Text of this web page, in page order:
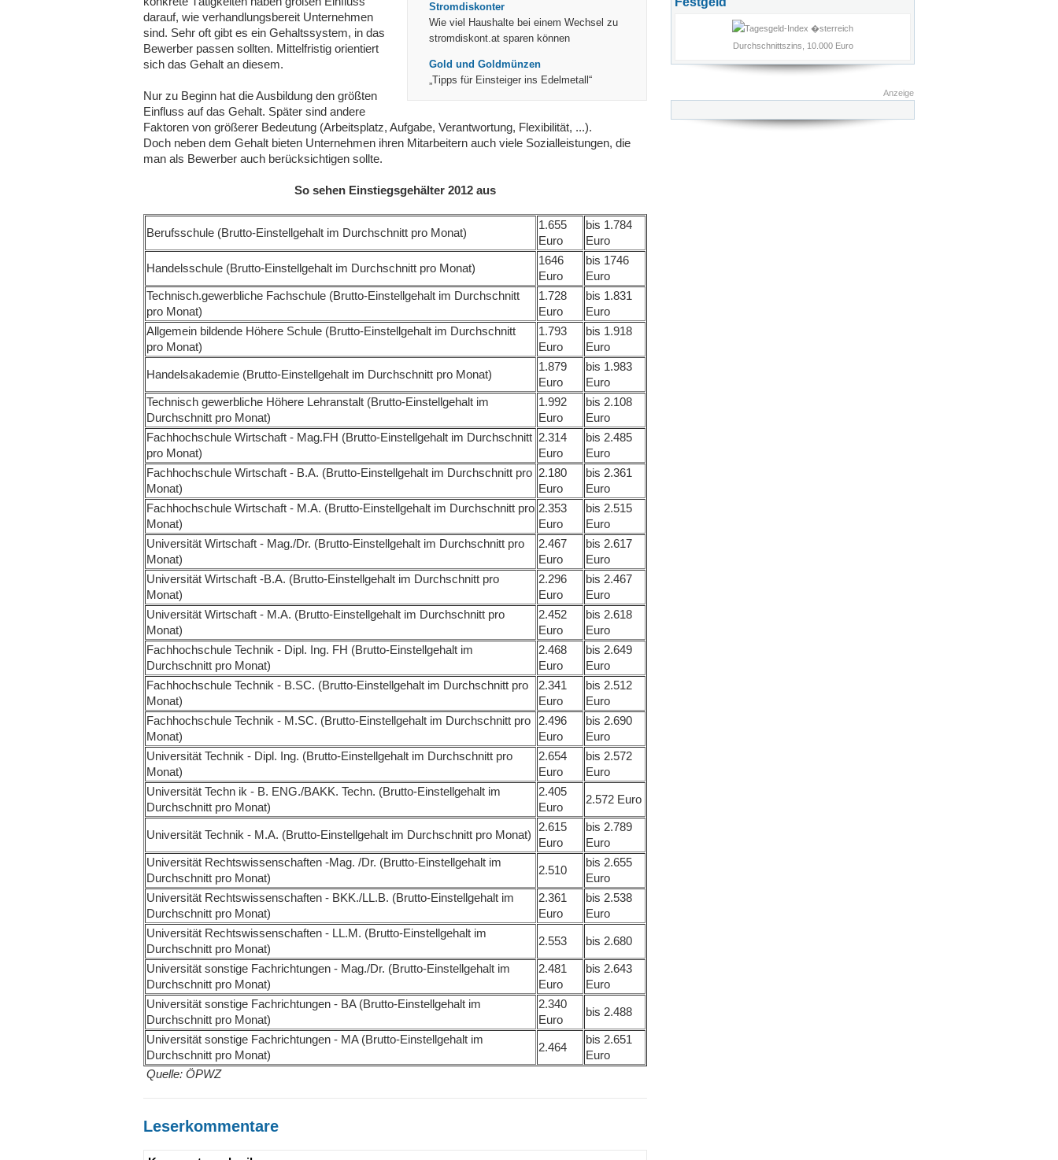
Stromdiskonter
Wie viel Haushalte bei einem Wechsel zu
stromdiskont.at sparen können
Gold und Goldmünzen
„Tipps für Einsteiger ins Edelmetall“
darauf, wie verhandlungsbereit Unternehmen
sind. Sehr oft gibt es ein Gehaltssystem, in das
Bewerber passen sollten. Mittelfristig orientiert
sich das Gehalt an diesem.
Nur zu Beginn hat die Ausbildung den größten
Einfluss auf das Gehalt. Später sind andere
Faktoren von größerer Bedeutung (Arbeitsplatz, Aufgabe, Verantwortung, Flexibilität, ...).
Doch neben dem Gehalt bieten Unternehmen ihren Mitarbeitern auch viele Sozialleistungen, die
man als Bewerber auch berücksichtigen sollte.
So sehen Einstiegsgehälter 2012 aus
Berufsschule (Brutto-Einstellgehalt im Durchschnitt pro Monat)
1.655
Euro
bis 1.784
Euro
Handelsschule (Brutto-Einstellgehalt im Durchschnitt pro Monat)
1646
Euro
bis 1746
Euro
Technisch.gewerbliche Fachschule (Brutto-Einstellgehalt im Durchschnitt
pro Monat)
1.728
Euro
bis 1.831
Euro
Allgemein bildende Höhere Schule (Brutto-Einstellgehalt im Durchschnitt
pro Monat)
1.793
Euro
bis 1.918
Euro
Handelsakademie (Brutto-Einstellgehalt im Durchschnitt pro Monat)
1.879
Euro
bis 1.983
Euro
Technisch gewerbliche Höhere Lehranstalt (Brutto-Einstellgehalt im
Durchschnitt pro Monat)
1.992
Euro
bis 2.108
Euro
Fachhochschule Wirtschaft - Mag.FH (Brutto-Einstellgehalt im Durchschnitt
pro Monat)
2.314
Euro
bis 2.485
Euro
Fachhochschule Wirtschaft - B.A. (Brutto-Einstellgehalt im Durchschnitt pro
Monat)
2.180
Euro
bis 2.361
Euro
Fachhochschule Wirtschaft - M.A. (Brutto-Einstellgehalt im Durchschnitt pro
Monat)
2.353
Euro
bis 2.515
Euro
Universität Wirtschaft - Mag./Dr. (Brutto-Einstellgehalt im Durchschnitt pro
Monat)
2.467
Euro
bis 2.617
Euro
Universität Wirtschaft -B.A. (Brutto-Einstellgehalt im Durchschnitt pro
Monat)
2.296
Euro
bis 2.467
Euro
Universität Wirtschaft - M.A. (Brutto-Einstellgehalt im Durchschnitt pro
Monat)
2.452
Euro
bis 2.618
Euro
Fachhochschule Technik - Dipl. Ing. FH (Brutto-Einstellgehalt im
Durchschnitt pro Monat)
2.468
Euro
bis 2.649
Euro
Fachhochschule Technik - B.SC. (Brutto-Einstellgehalt im Durchschnitt pro
Monat)
2.341
Euro
bis 2.512
Euro
Fachhochschule Technik - M.SC. (Brutto-Einstellgehalt im Durchschnitt pro
Monat)
2.496
Euro
bis 2.690
Euro
Universität Technik - Dipl. Ing. (Brutto-Einstellgehalt im Durchschnitt pro
Monat)
2.654
Euro
bis 2.572
Euro
Universität Techn ik - B. ENG./BAKK. Techn. (Brutto-Einstellgehalt im
Durchschnitt pro Monat)
2.405
Euro
2.572 Euro
Universität Technik - M.A. (Brutto-Einstellgehalt im Durchschnitt pro Monat)
2.615
Euro
bis 2.789
Euro
Universität Rechtswissenschaften -Mag. /Dr. (Brutto-Einstellgehalt im
Durchschnitt pro Monat)
2.510
bis 2.655
Euro
Universität Rechtswissenschaften - BKK./LL.B. (Brutto-Einstellgehalt im
Durchschnitt pro Monat)
2.361
Euro
bis 2.538
Euro
Universität Rechtswissenschaften - LL.M. (Brutto-Einstellgehalt im
Durchschnitt pro Monat)
2.553 bis 2.680
Universität sonstige Fachrichtungen - Mag./Dr. (Brutto-Einstellgehalt im
Durchschnitt pro Monat)
2.481
Euro
bis 2.643
Euro
Universität sonstige Fachrichtungen - BA (Brutto-Einstellgehalt im
Durchschnitt pro Monat)
2.340
Euro
bis 2.488
Universität sonstige Fachrichtungen - MA (Brutto-Einstellgehalt im
Durchschnitt pro Monat)
2.464
bis 2.651
Euro
Quelle: ÖPWZ
Leserkommentare
Durchschnittszins, 10.000 Euro
Anzeige